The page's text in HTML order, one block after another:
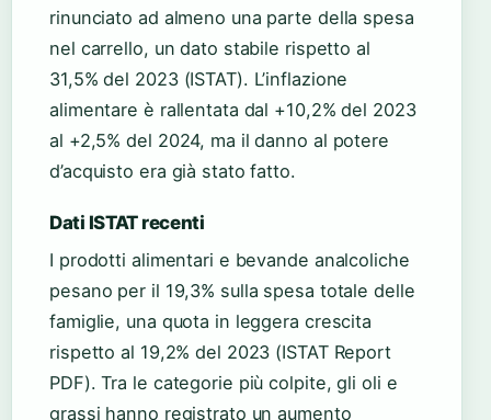
rinunciato ad almeno una parte della spesa
nel carrello, un dato stabile rispetto al
31,5% del 2023 (ISTAT). L’inflazione
alimentare è rallentata dal +10,2% del 2023
al +2,5% del 2024, ma il danno al potere
d’acquisto era già stato fatto.
Dati ISTAT recenti
I prodotti alimentari e bevande analcoliche
pesano per il 19,3% sulla spesa totale delle
famiglie, una quota in leggera crescita
rispetto al 19,2% del 2023 (ISTAT Report
PDF). Tra le categorie più colpite, gli oli e
grassi hanno registrato un aumento